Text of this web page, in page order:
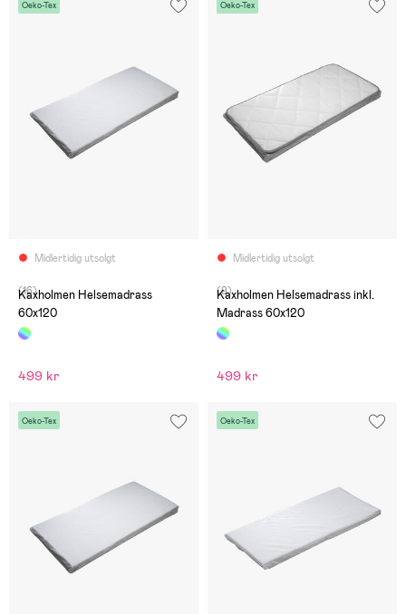
Oeko-Tex
Midlertidig utsolgt
(16)
Kaxholmen Helsemadrass
60x120
499 kr
Oeko-Tex
Midlertidig utsolgt
(9)
Kaxholmen Helsemadrass inkl.
Madrass 60x120
499 kr
Oeko-Tex Oeko-Tex